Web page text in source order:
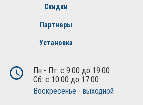
Скидки
Партнеры
Установка
Пн - Пт: с 9:00 до 19:00
Сб: с 10:00 до 17:00
Воскресенье - выходной